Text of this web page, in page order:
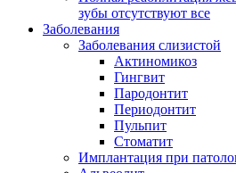
зубы отсутствуют все
Заболевания
Заболевания слизистой
Актиномикоз
Гингвит
Пародонтит
Периодонтит
Пульпит
Стоматит
Имплантация при